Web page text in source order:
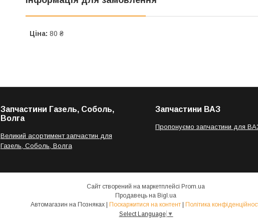
Ціна: 80 ₴
Запчастини Газель, Соболь,
Волга
Великий асортимент запчастин для
Газель, Соболь, Волга
Запчастини ВАЗ
Пропонуємо запчастини для
Сайт створений на маркетплейсі Prom.ua
Продавець на Bigl.ua
Автомагазин на Позняках | Поскаржитися на контент | Політика
Select Language ▼